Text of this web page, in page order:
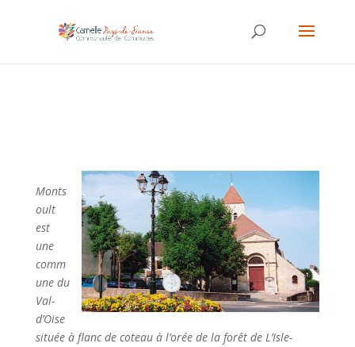
Monts
oult
est
une
comm
une du
Val-
d’Oise
située à flanc de coteau à l’orée de la forêt de L’Isle-